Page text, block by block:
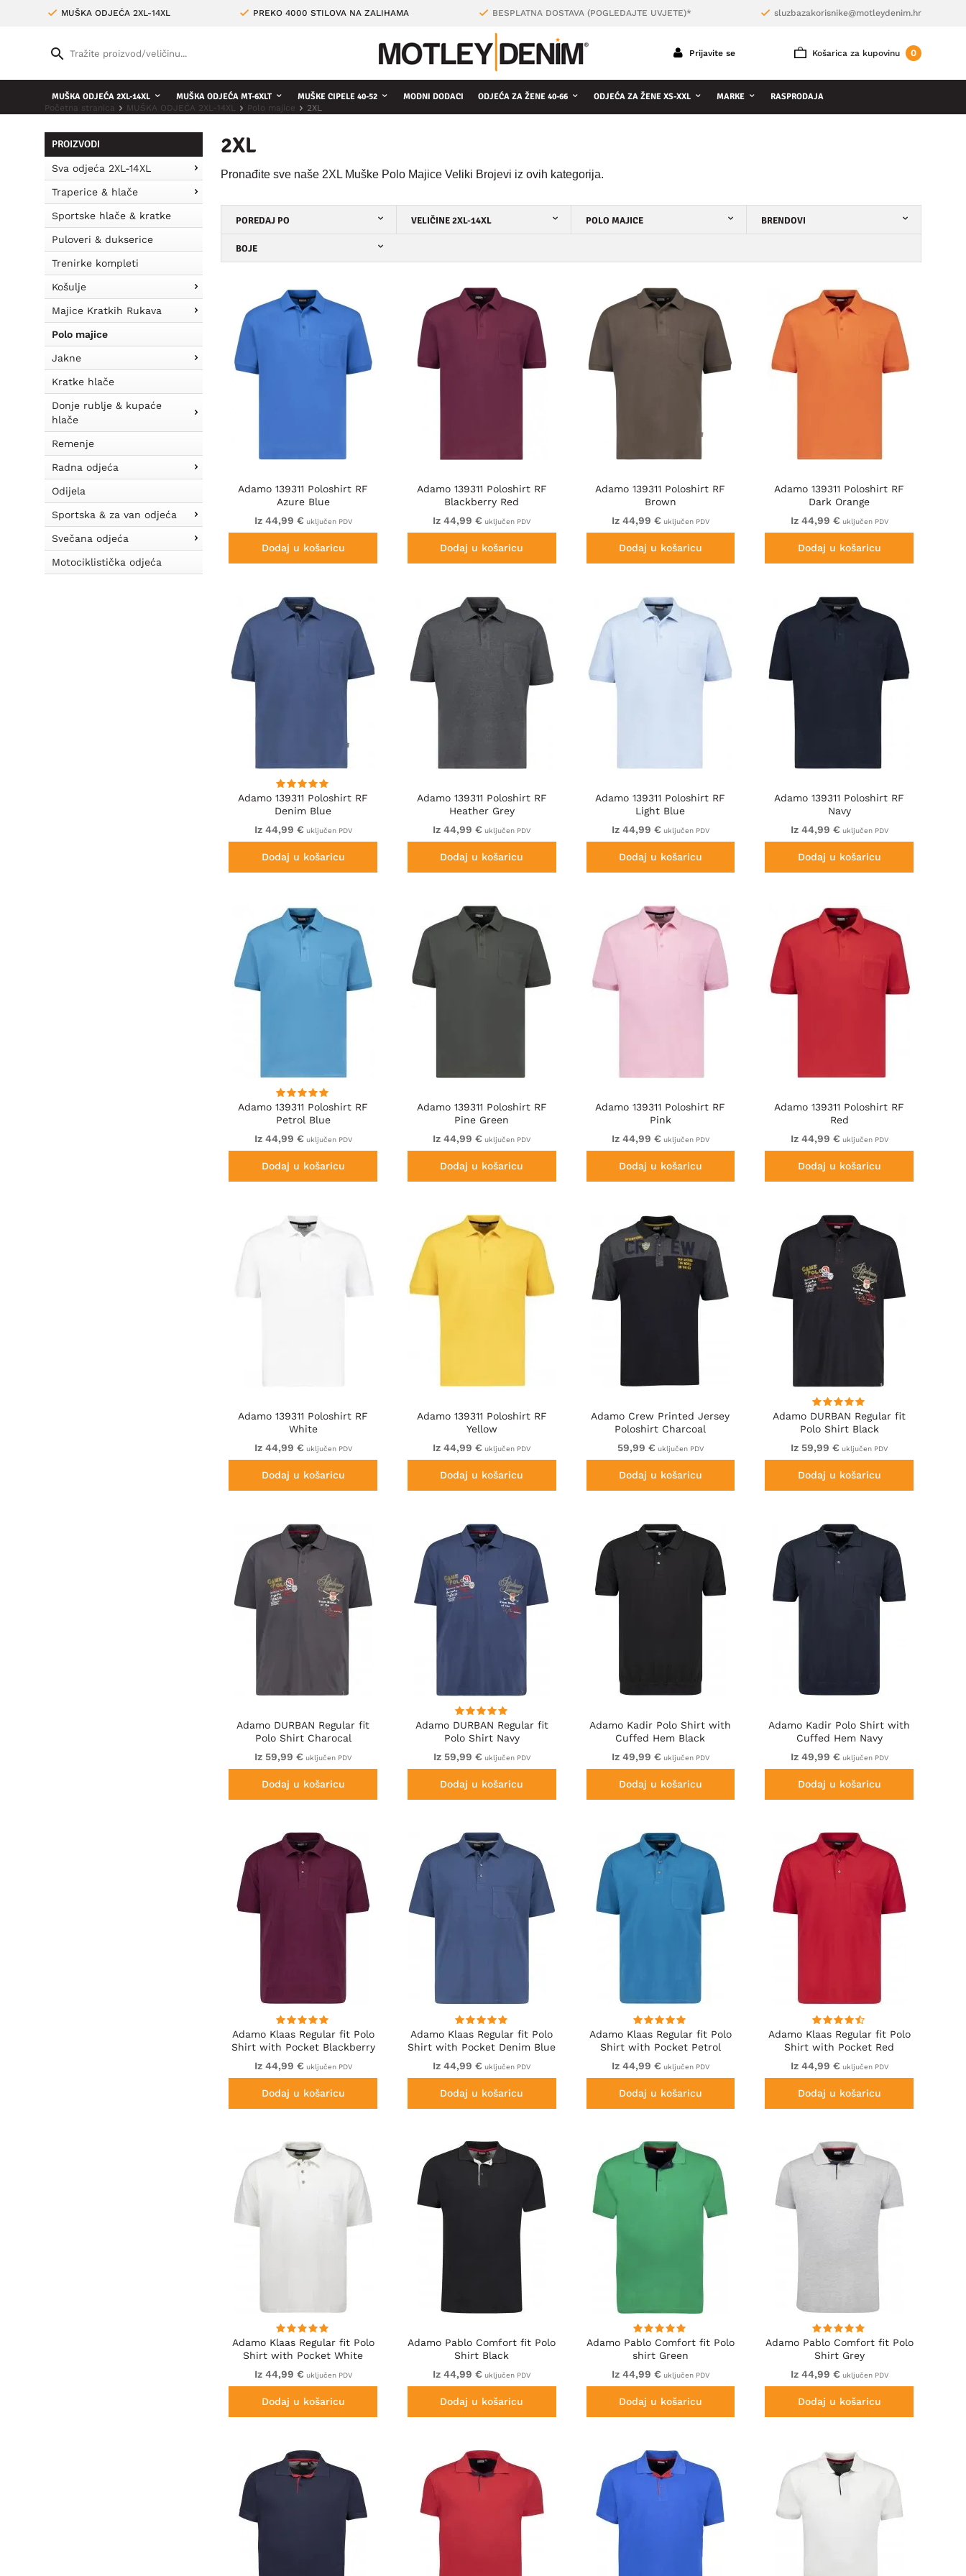
MUŠKA ODJEĆA 2XL-14XL PREKO 4000 STILOVA NA ZALIHAMA BESPLATNA DOSTAVA (POGLEDAJTE UVJETE)* sluzbazakorisnike@motleydenim.hr
Košarica za kupovinu 0
Prijavite se
MUŠKA ODJEĆA 2XL-14XL MUŠKA ODJEĆA MT-6XLT MUŠKE CIPELE 40-52 MODNI DODACI ODJEĆA ZA ŽENE 40-66 ODJEĆA ZA ŽENE XS-XXL MARKE RASPRODAJA
Početna stranica MUŠKA ODJEĆA 2XL-14XL Polo majice 2XL
PROIZVODI
Sva odjeća 2XL-14XL
Traperice & hlače
Sportske hlače & kratke
Puloveri & dukserice
Trenirke kompleti
Košulje
Majice Kratkih Rukava
Polo majice
Jakne
Kratke hlače
Donje rublje & kupaće
hlače
Remenje
Radna odjeća
Odijela
Sportska & za van odjeća
Svečana odjeća
Motociklistička odjeća
2XL
Pronađite sve naše 2XL Muške Polo Majice Veliki Brojevi iz ovih kategorija.
POREDAJ PO VELIČINE 2XL-14XL POLO MAJICE BRENDOVI
BOJE
Adamo 139311 Poloshirt RF
Azure Blue
Iz 44,99 € uključen PDV
Dodaj u košaricu
Adamo 139311 Poloshirt RF
Blackberry Red
Iz 44,99 € uključen PDV
Dodaj u košaricu
Adamo 139311 Poloshirt RF
Brown
Iz 44,99 € uključen PDV
Dodaj u košaricu
Adamo 139311 Poloshirt RF
Dark Orange
Iz 44,99 € uključen PDV
Dodaj u košaricu
Adamo 139311 Poloshirt RF
Denim Blue
Iz 44,99 € uključen PDV
Dodaj u košaricu
Adamo 139311 Poloshirt RF
Heather Grey
Iz 44,99 € uključen PDV
Dodaj u košaricu
Adamo 139311 Poloshirt RF
Light Blue
Iz 44,99 € uključen PDV
Dodaj u košaricu
Adamo 139311 Poloshirt RF
Navy
Iz 44,99 € uključen PDV
Dodaj u košaricu
Adamo 139311 Poloshirt RF
Petrol Blue
Iz 44,99 € uključen PDV
Dodaj u košaricu
Adamo 139311 Poloshirt RF
Pine Green
Iz 44,99 € uključen PDV
Dodaj u košaricu
Adamo 139311 Poloshirt RF
Pink
Iz 44,99 € uključen PDV
Dodaj u košaricu
Adamo 139311 Poloshirt RF
Red
Iz 44,99 € uključen PDV
Dodaj u košaricu
Adamo 139311 Poloshirt RF
White
Iz 44,99 € uključen PDV
Dodaj u košaricu
Adamo 139311 Poloshirt RF
Yellow
Iz 44,99 € uključen PDV
Dodaj u košaricu
Adamo Crew Printed Jersey
Poloshirt Charcoal
59,99 € uključen PDV
Dodaj u košaricu
Adamo DURBAN Regular fit
Polo Shirt Black
Iz 59,99 € uključen PDV
Dodaj u košaricu
Adamo DURBAN Regular fit
Polo Shirt Charocal
Iz 59,99 € uključen PDV
Dodaj u košaricu
Adamo DURBAN Regular fit
Polo Shirt Navy
Iz 59,99 € uključen PDV
Dodaj u košaricu
Adamo Kadir Polo Shirt with
Cuffed Hem Black
Iz 49,99 € uključen PDV
Dodaj u košaricu
Adamo Kadir Polo Shirt with
Cuffed Hem Navy
Iz 49,99 € uključen PDV
Dodaj u košaricu
Adamo Klaas Regular fit Polo
Shirt with Pocket Blackberry
Iz 44,99 € uključen PDV
Dodaj u košaricu
Adamo Klaas Regular fit Polo
Shirt with Pocket Denim Blue
Iz 44,99 € uključen PDV
Dodaj u košaricu
Adamo Klaas Regular fit Polo
Shirt with Pocket Petrol
Iz 44,99 € uključen PDV
Dodaj u košaricu
Adamo Klaas Regular fit Polo
Shirt with Pocket Red
Iz 44,99 € uključen PDV
Dodaj u košaricu
Adamo Klaas Regular fit Polo
Shirt with Pocket White
Iz 44,99 € uključen PDV
Dodaj u košaricu
Adamo Pablo Comfort fit Polo
Shirt Black
Iz 44,99 € uključen PDV
Dodaj u košaricu
Adamo Pablo Comfort fit Polo
shirt Green
Iz 44,99 € uključen PDV
Dodaj u košaricu
Adamo Pablo Comfort fit Polo
Shirt Grey
Iz 44,99 € uključen PDV
Dodaj u košaricu